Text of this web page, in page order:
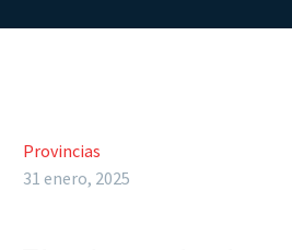
Provincias
31 enero, 2025